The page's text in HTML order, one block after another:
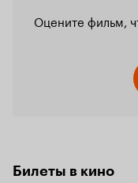
Оцените фильм,
Билеты в кино